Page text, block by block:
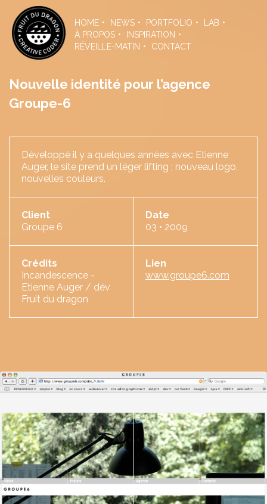
the
content
HOME NEWS PORTFOLIO
LAB
À PROPOS
INSPIRATION
RÉVEILLE-MATIN
CONTACT
Nouvelle identité pour l’agence
Groupe-6
Développé il y a quelques années avec Etienne
Auger, le site prend un léger lifting ; nouveau logo,
nouvelles couleurs.
Client
Groupe 6
Date
03 • 2009
Crédits
Incandescence -
Etienne Auger / dév
Fruit du dragon
Lien
www.groupe6.com